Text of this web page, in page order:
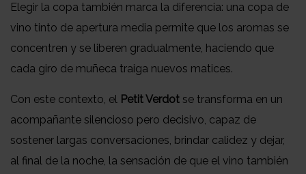
Elegir la copa también marca la diferencia: una copa de
vino tinto de apertura media permite que los aromas se
concentren y se liberen gradualmente, haciendo que
cada giro de muñeca traiga nuevos matices.
Con este contexto, el Petit Verdot se transforma en un
acompañante silencioso pero decisivo, capaz de
sostener largas conversaciones, brindar calidez y dejar,
al final de la noche, la sensación de que el vino también